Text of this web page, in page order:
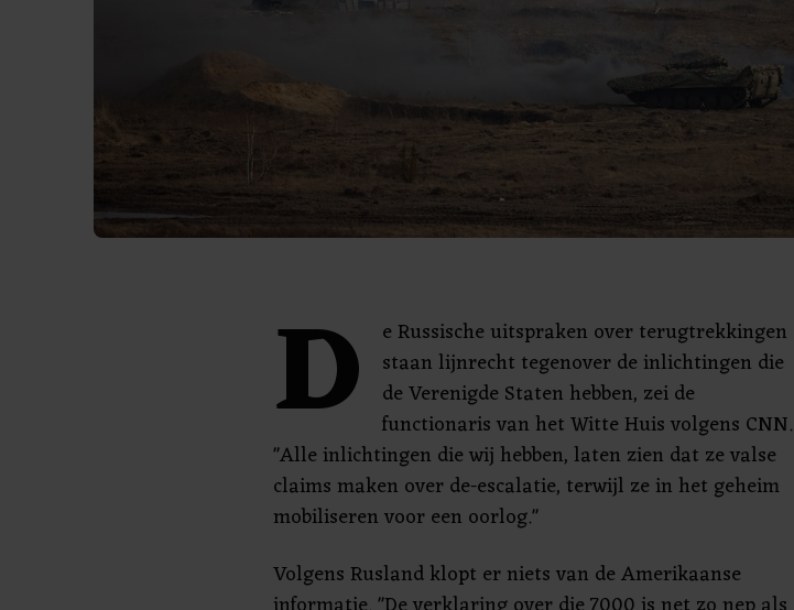
D
e Russische uitspraken over terugtrekkingen
staan lijnrecht tegenover de inlichtingen die
de Verenigde Staten hebben, zei de
functionaris van het Witte Huis volgens CNN.
"Alle inlichtingen die wij hebben, laten zien dat ze valse
claims maken over de-escalatie, terwijl ze in het geheim
mobiliseren voor een oorlog."
Volgens Rusland klopt er niets van de Amerikaanse